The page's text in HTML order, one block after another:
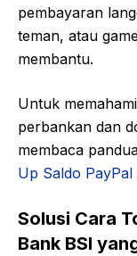
pembayaran
teman, atau
membantu.
Untuk
perbankan dan
membaca
Up Saldo PayPal
Solusi Cara
Bank BSI